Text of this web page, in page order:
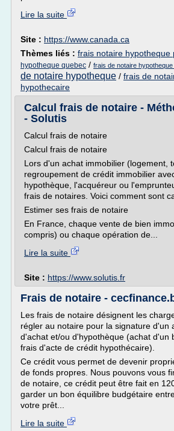
Lire la suite
Site : https://www.canada.ca
Thèmes liés : frais notaire hypotheque
hypotheque quebec / frais de notaire
de notaire hypotheque / frais de
hypothecaire
Calcul frais de notaire -
- Solutis
Calcul frais de notaire
Calcul frais de notaire
Lors d'un achat immobilier (logement,
regroupement de crédit immobilier
hypothèque, l'acquéreur ou
frais de notaires. Voici comment sont
Estimer ses frais de notaire
En France, chaque vente de bien
compris) ou chaque opération de...
Lire la suite
Site : https://www.solutis.fr
Frais de notaire -
Les frais de notaire désignent les
régler au notaire pour la signature d'un
d'achat et/ou d'hypothèque (achat d'un
frais d'acte de crédit hypothécaire).
Ce crédit vous permet de devenir
de fonds propres. Nous pouvons vous
de notaire, ce crédit peut être fait en
garder un bon équilibre budgétaire
votre prêt...
Lire la suite